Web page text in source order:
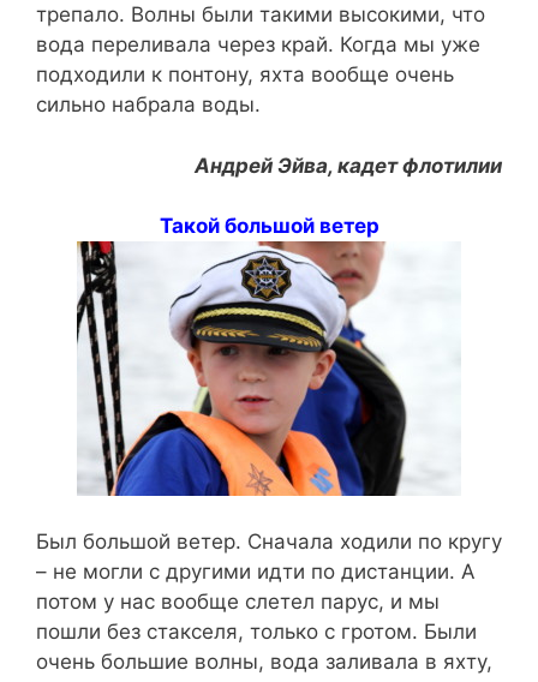
трепало. Волны были такими высокими, что
вода переливала через край. Когда мы уже
подходили к понтону, яхта вообще очень
сильно набрала воды.
Андрей Эйва, кадет флотилии
Такой большой ветер
Был большой ветер. Сначала ходили по кругу
– не могли с другими идти по дистанции. А
потом у нас вообще слетел парус, и мы
пошли без стакселя, только с гротом. Были
очень большие волны, вода заливала в яхту,